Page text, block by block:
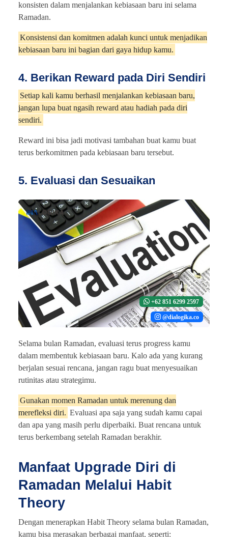
konsisten dalam menjalankan kebiasaan baru ini selama
Ramadan.
Konsistensi dan komitmen adalah kunci untuk menjadikan
kebiasaan baru ini bagian dari gaya hidup kamu.
4. Berikan Reward pada Diri Sendiri
Setiap kali kamu berhasil menjalankan kebiasaan baru,
jangan lupa buat ngasih reward atau hadiah pada diri
sendiri.
Reward ini bisa jadi motivasi tambahan buat kamu buat
terus berkomitmen pada kebiasaan baru tersebut.
5. Evaluasi dan Sesuaikan
+62 851 6299 2597
@dialogika.co
Selama bulan Ramadan, evaluasi terus progress kamu
dalam membentuk kebiasaan baru. Kalo ada yang kurang
berjalan sesuai rencana, jangan ragu buat menyesuaikan
rutinitas atau strategimu.
Gunakan momen Ramadan untuk merenung dan
merefleksi diri. Evaluasi apa saja yang sudah kamu capai
dan apa yang masih perlu diperbaiki. Buat rencana untuk
terus berkembang setelah Ramadan berakhir.
Manfaat Upgrade Diri di
Ramadan Melalui Habit
Theory
Dengan menerapkan Habit Theory selama bulan Ramadan,
kamu bisa merasakan berbagai manfaat, seperti: